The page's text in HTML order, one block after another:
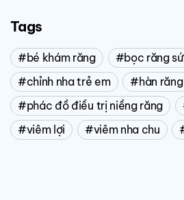
Tags
bé khám răng
bọc răng sứ
chỉnh nha trẻ em
hàn răng
phác đồ điều trị niềng răng
viêm lợi
viêm nha chu